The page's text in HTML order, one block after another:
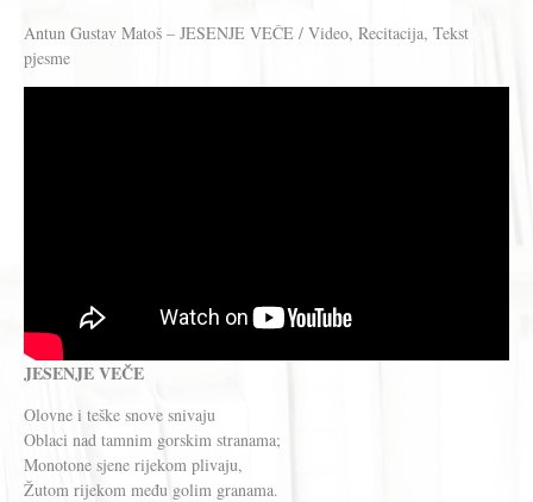
Antun Gustav Matoš – JESENJE VEČE / Video, Recitacija, Tekst
pjesme
JESENJE VEČE
Olovne i teške snove snivaju
Oblaci nad tamnim gorskim stranama;
Monotone sjene rijekom plivaju,
Žutom rijekom među golim granama.